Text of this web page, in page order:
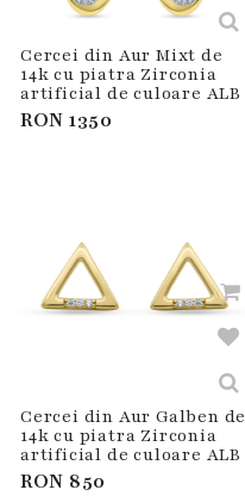
Cercei din Aur Mixt de
14k cu piatra Zirconia
artificial de culoare ALB
RON1350
Cercei din Aur Galben de
14k cu piatra Zirconia
artificial de culoare ALB
RON 850